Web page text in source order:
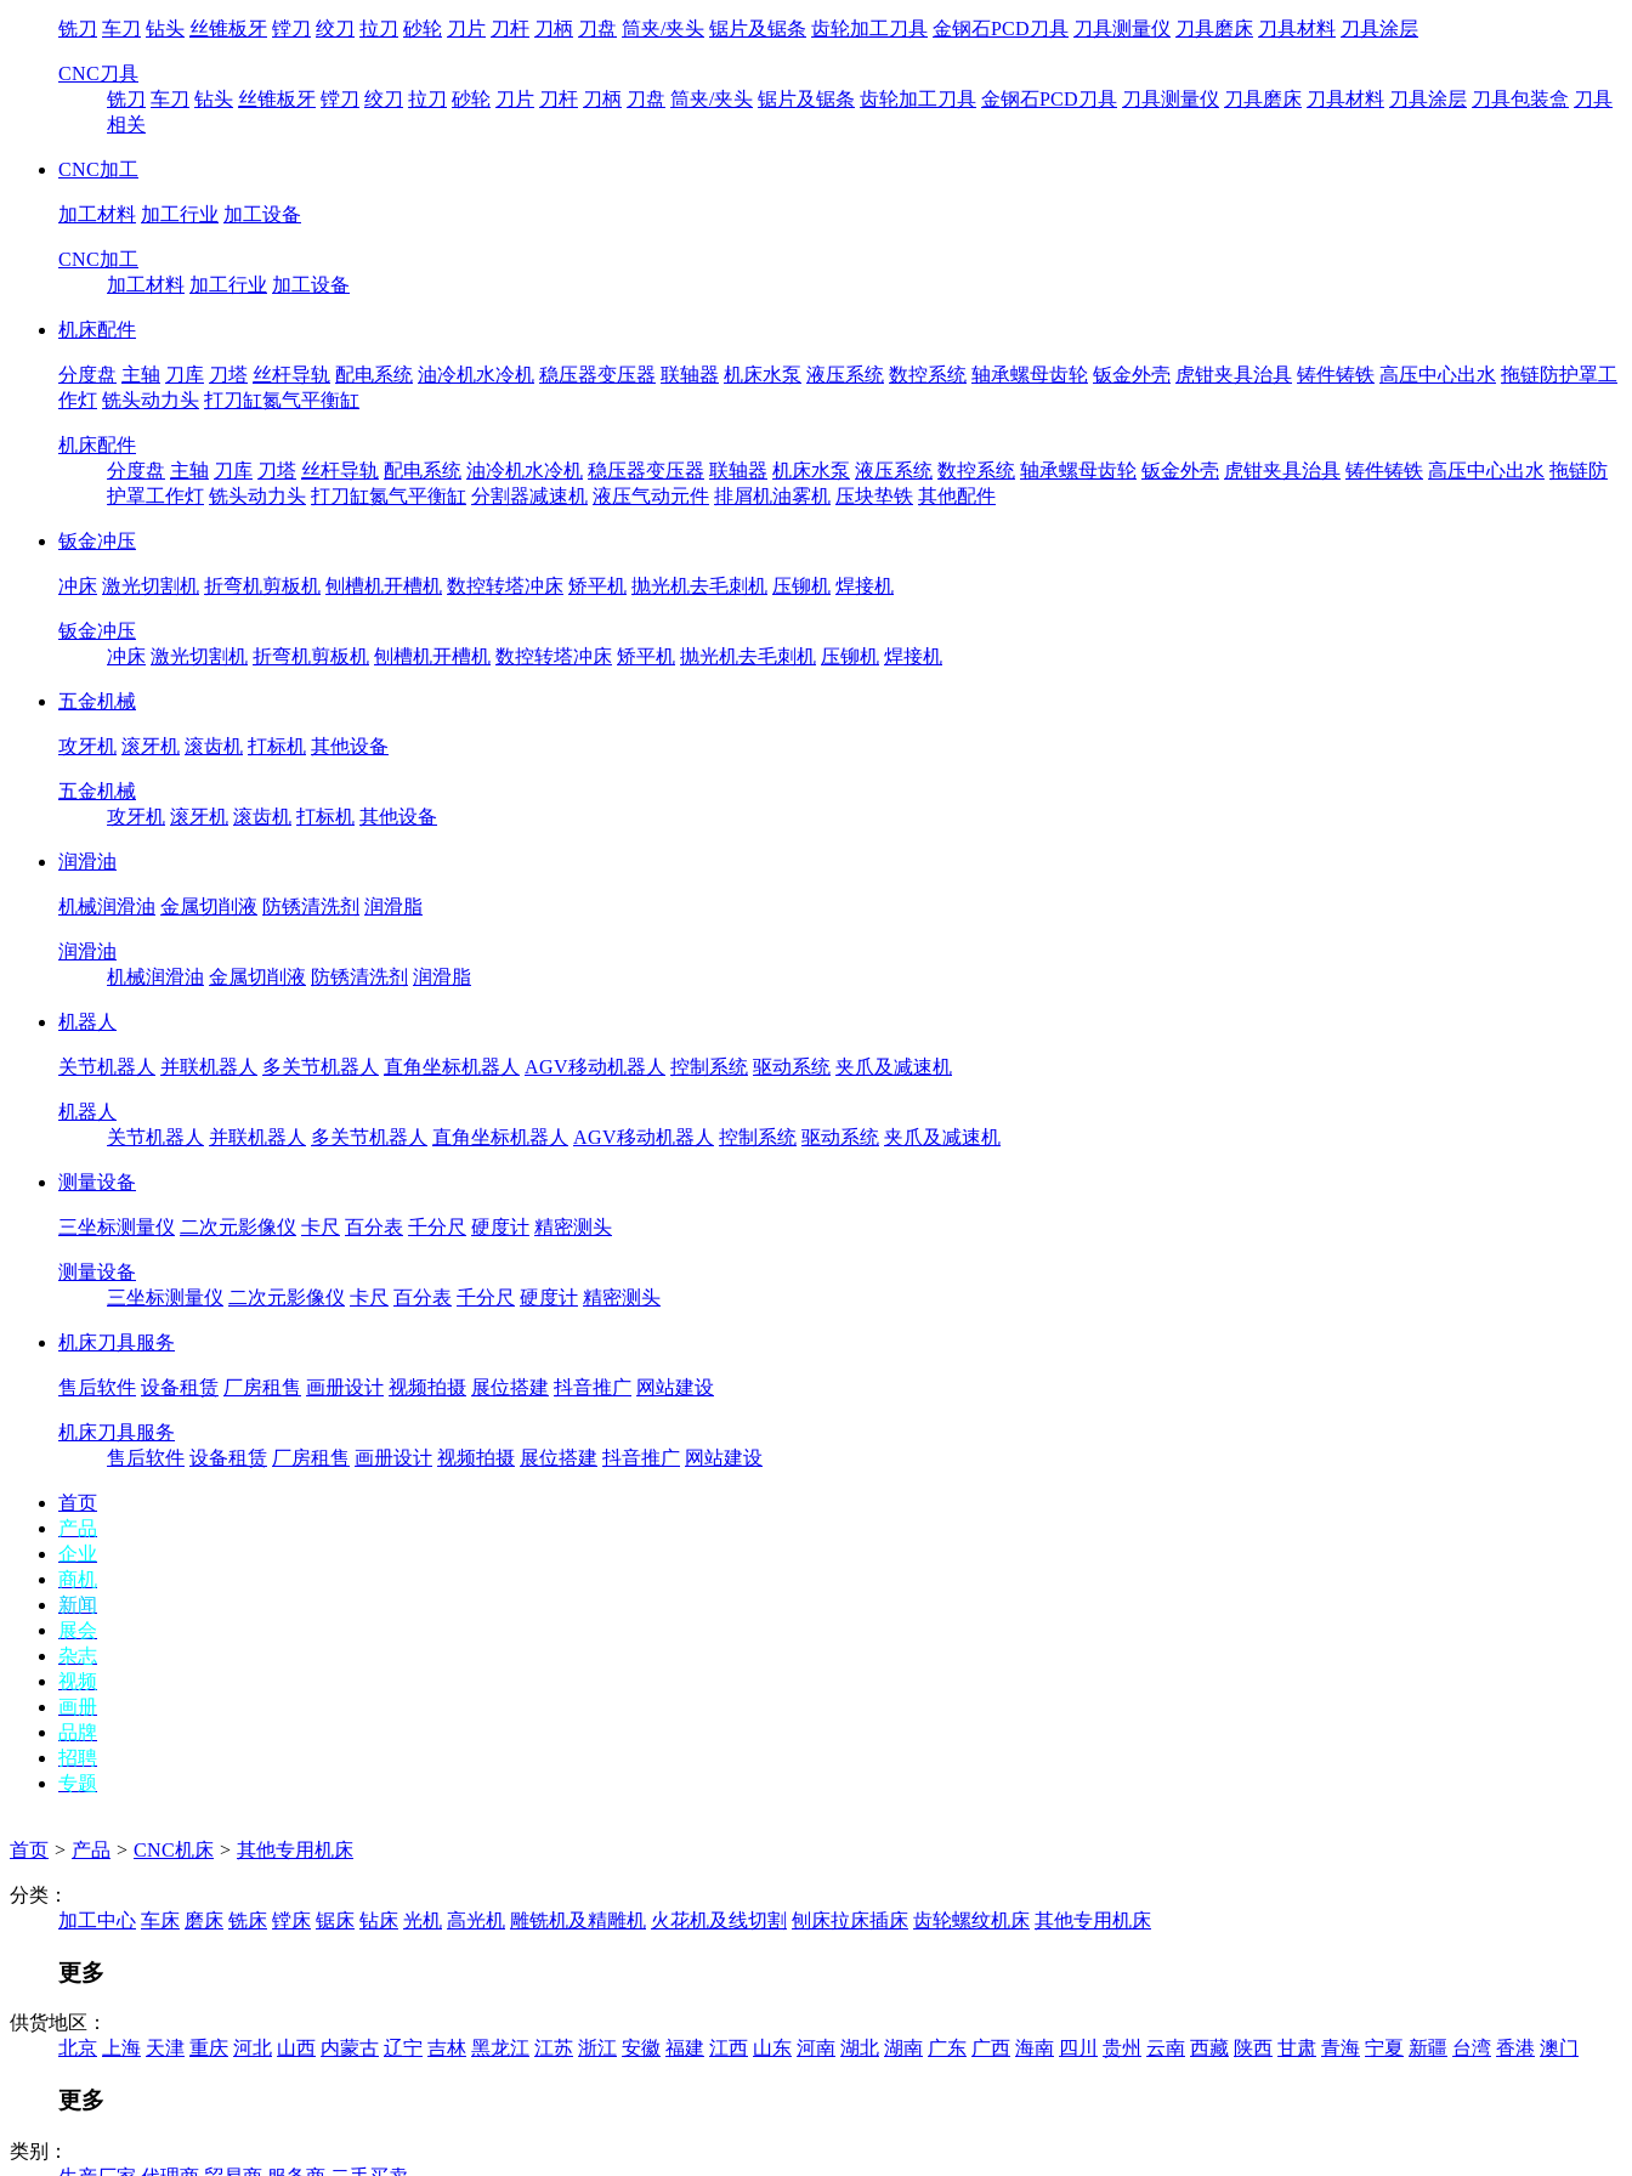
铣刀 车刀 钻头 丝锥板牙 镗刀 绞刀 拉刀 砂轮 刀片 刀杆 刀柄 刀盘 筒夹/夹头 锯片及锯条 齿轮加工刀具 金钢石PCD刀具 刀具测量仪 刀具磨床 刀具材料 刀具涂层
CNC刀具
铣刀 车刀 钻头 丝锥板牙 镗刀 绞刀 拉刀 砂轮 刀片 刀杆 刀柄 刀盘 筒夹/夹头 锯片及锯条 齿轮加工刀具 金钢石PCD刀具 刀具测量仪 刀具磨床 刀具材料 刀具涂层 刀具包装盒 刀具
相关
CNC加工
加工材料 加工行业 加工设备
CNC加工
加工材料 加工行业 加工设备
机床配件
分度盘 主轴 刀库 刀塔 丝杆导轨 配电系统 油冷机水冷机 稳压器变压器 联轴器 机床水泵 液压系统 数控系统 轴承螺母齿轮 钣金外壳 虎钳夹具治具 铸件铸铁 高压中心出水 拖链防护罩工
作灯 铣头动力头 打刀缸氮气平衡缸
机床配件
分度盘 主轴 刀库 刀塔 丝杆导轨 配电系统 油冷机水冷机 稳压器变压器 联轴器 机床水泵 液压系统 数控系统 轴承螺母齿轮 钣金外壳 虎钳夹具治具 铸件铸铁 高压中心出水 拖链防
护罩工作灯 铣头动力头 打刀缸氮气平衡缸 分割器减速机 液压气动元件 排屑机油雾机 压块垫铁 其他配件
钣金冲压
冲床 激光切割机 折弯机剪板机 刨槽机开槽机 数控转塔冲床 矫平机 抛光机去毛刺机 压铆机 焊接机
钣金冲压
冲床 激光切割机 折弯机剪板机 刨槽机开槽机 数控转塔冲床 矫平机 抛光机去毛刺机 压铆机 焊接机
五金机械
攻牙机 滚牙机 滚齿机 打标机 其他设备
五金机械
攻牙机 滚牙机 滚齿机 打标机 其他设备
润滑油
机械润滑油 金属切削液 防锈清洗剂 润滑脂
润滑油
机械润滑油 金属切削液 防锈清洗剂 润滑脂
机器人
关节机器人 并联机器人 多关节机器人 直角坐标机器人 AGV移动机器人 控制系统 驱动系统 夹爪及减速机
机器人
关节机器人 并联机器人 多关节机器人 直角坐标机器人 AGV移动机器人 控制系统 驱动系统 夹爪及减速机
测量设备
三坐标测量仪 二次元影像仪 卡尺 百分表 千分尺 硬度计 精密测头
测量设备
三坐标测量仪 二次元影像仪 卡尺 百分表 千分尺 硬度计 精密测头
机床刀具服务
售后软件 设备租赁 厂房租售 画册设计 视频拍摄 展位搭建 抖音推广 网站建设
机床刀具服务
售后软件 设备租赁 厂房租售 画册设计 视频拍摄 展位搭建 抖音推广 网站建设
首页
产品
企业
商机
新闻
展会
杂志
视频
画册
品牌
招聘
专题
首页 > 产品 > CNC机床 > 其他专用机床
分类：
加工中心 车床 磨床 铣床 镗床 锯床 钻床 光机 高光机 雕铣机及精雕机 火花机及线切割 刨床拉床插床 齿轮螺纹机床 其他专用机床
更多
供货地区：
北京 上海 天津 重庆 河北 山西 内蒙古 辽宁 吉林 黑龙江 江苏 浙江 安徽 福建 江西 山东 河南 湖北 湖南 广东 广西 海南 四川 贵州 云南 西藏 陕西 甘肃 青海 宁夏 新疆 台湾 香港 澳门
更多
类别：